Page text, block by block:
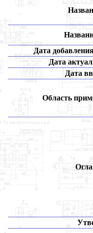
Дата
Дата
Дата
Область